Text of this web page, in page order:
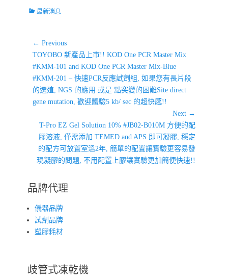
Categories
最新消息
文
章
導
覽
← Previous
Previous
post:
TOYOBO 新產品上市!! KOD One PCR Master Mix
#KMM-101 and KOD One PCR Master Mix-Blue
#KMM-201 – 快速PCR反應試劑組, 如果您有長片段
的選殖, NGS 的應用 或是 點突變的困難Site direct
gene mutation, 歡迎體驗5 kb/ sec 的超快感!!
Next →
Next
post:
T-Pro EZ Gel Solution 10% #JB02-B010M 方便的配
膠溶液, 僅需添加 TEMED and APS 即可凝膠, 穩定
的配方可放置室溫2年, 簡單的配置讓實驗更容易發
現凝膠的問題, 不用配置上膠讓實驗更加簡便快速!!
品牌代理
儀器品牌
試劑品牌
塑膠耗材
歧管式凍乾機